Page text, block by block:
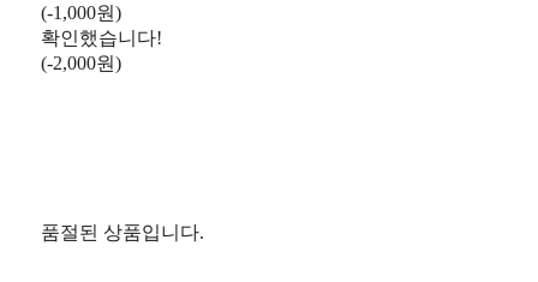
(-1,000원)
확인했습니다!
(-2,000원)
품절된 상품입니다.